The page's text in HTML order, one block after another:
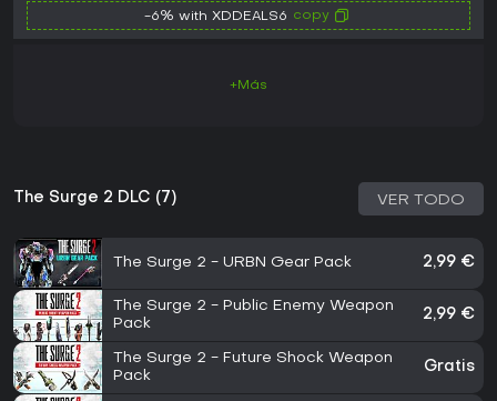
-6% with XDDEALS6 copy
+Más
The Surge 2 DLC (7) VER TODO
The Surge 2 - URBN Gear Pack 2,99 €
The Surge 2 - Public Enemy Weapon
Pack
2,99 €
The Surge 2 - Future Shock Weapon
Pack
Gratis